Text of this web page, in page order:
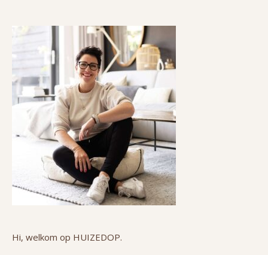
Hi, welkom op HUIZEDOP.